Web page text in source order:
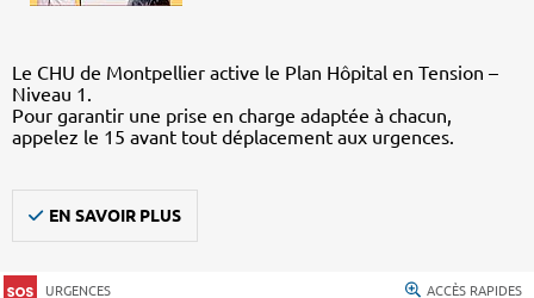
Le CHU de Montpellier active le Plan Hôpital en Tension –
Niveau 1.
Pour garantir une prise en charge adaptée à chacun,
appelez le 15 avant tout déplacement aux urgences.
EN SAVOIR PLUS
URGENCES ACCÈS RAPIDES